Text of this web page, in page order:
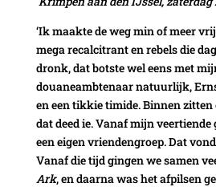
‘Ik maakte de weg min of meer
mega recalcitrant en rebels die
dronk, dat botste wel eens met
douaneambtenaar natuurlijk,
en een tikkie timide. Binnen
dat deed ie. Vanaf mijn
een eigen vriendengroep. Dat
Vanaf die tijd gingen we samen
Ark, en daarna was het afpilsen